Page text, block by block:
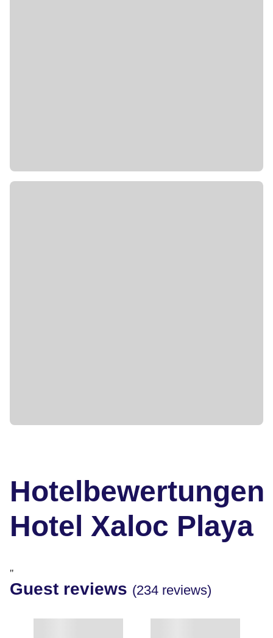
Hotelbewertungen
Hotel Xaloc Playa
"
Guest reviews (234 reviews)